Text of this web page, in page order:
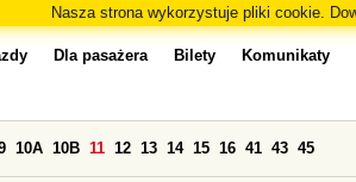
Nasza strona wykorzystuje pliki cookie.
Dla pasażera Bilety Komunikaty
10A 10B 11 12 13 14 15 16 41 43 45